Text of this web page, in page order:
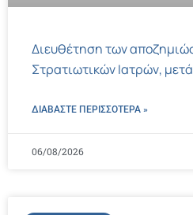
Διευθέτηση των
Στρατιωτικών Ιατρών,
ΔΙΑΒΑΣΤΕ ΠΕΡΙΣΣΌΤΕΡΑ »
06/08/2026